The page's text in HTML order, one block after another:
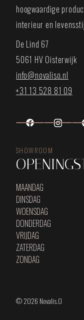
hoogwaardige
interieur en
De Lind 67
5061 HV Oisterwijk
info@novaliso.nl
+31 13 528 81 09
SHOWROOM
MAANDAG
DINSDAG
WOENSDAG
DONDERDAG
VRIJDAG
ZATERDAG
ZONDAG
© 2026 Novalis.O